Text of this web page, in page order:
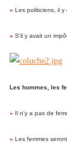
» Les politiciens, il
» S'il y avait un
Les hommes, les
» Il n'y a pas de
» Les femmes